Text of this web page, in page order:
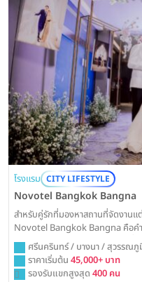
โรงแรม CITY LIFESTYLE
Novotel Bangkok Bangna
สำหรับคู่รักที่มองหาสถานที่จัดงานแ
Novotel Bangkok Bangna คือค
ทุกขนาดงานและทีมงานมืออาชีพ ที่
ศรีนครินทร์ / บางนา / สุวรรณ
ราคาเริ่มต้น 45,000+ บาท
รองรับแขกสูงสุด 400 คน